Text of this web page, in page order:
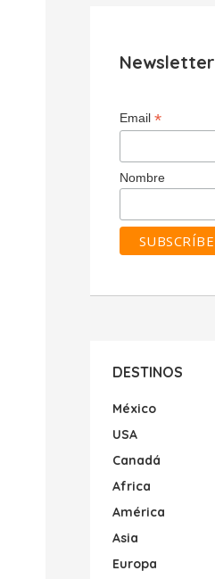
Newsletter
Email *
Nombre
DESTINOS
México
USA
Canadá
Africa
América
Asia
Europa